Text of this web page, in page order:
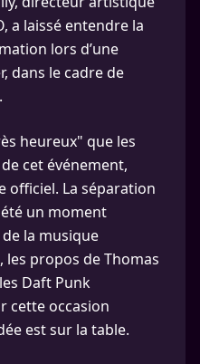
a laissé entendre la
lors d’une
dans le cadre de
heureux" que les
cet événement,
officiel. La séparation
un moment
la musique
les propos de Thomas
Daft Punk
cette occasion
est sur la table.